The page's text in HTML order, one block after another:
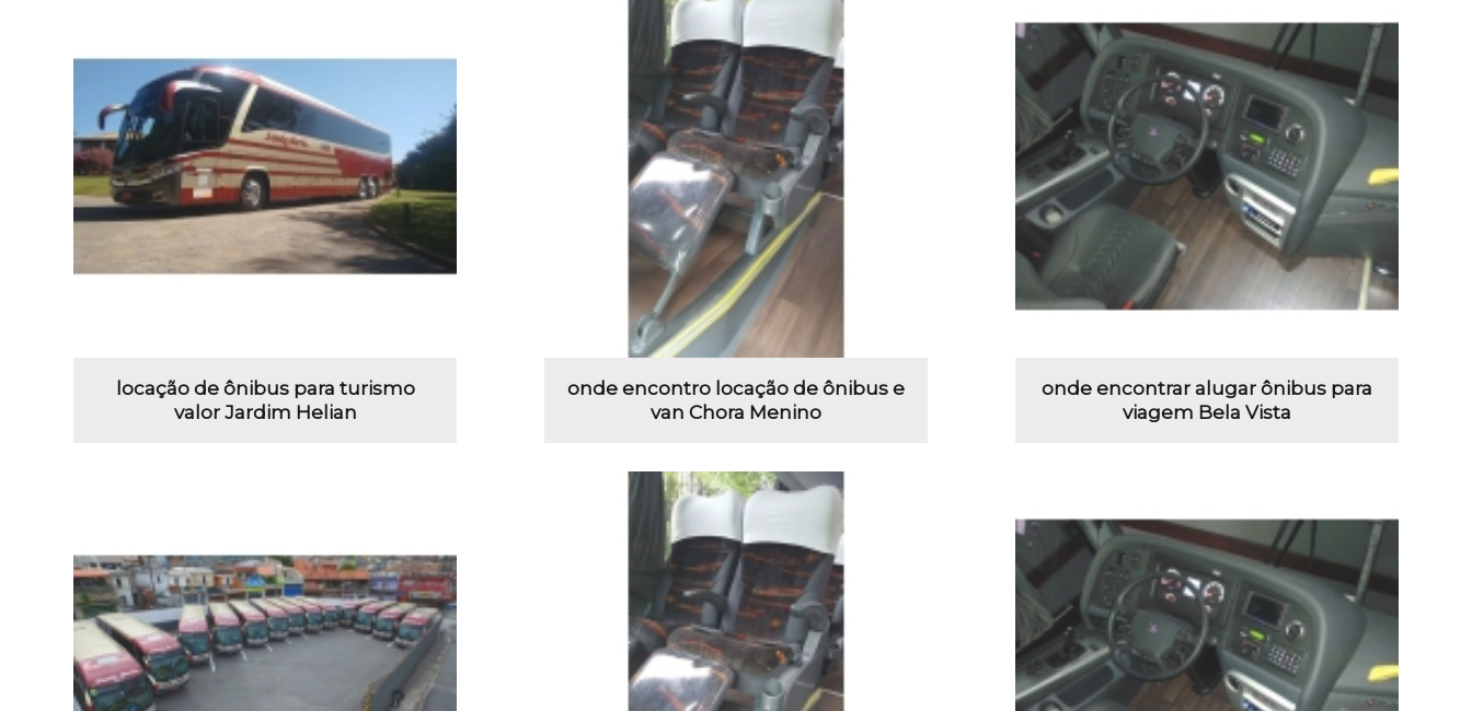
locação de ônibus para turismo
valor Jardim Helian
onde encontro locação de ônibus e
van Chora Menino
onde encontrar alugar ônibus para
viagem Bela Vista